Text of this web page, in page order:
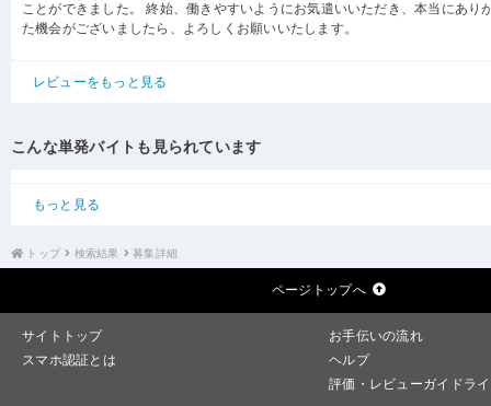
ことができました。 終始、働きやすいようにお気遣いいただき、本当にあり
た機会がございましたら、よろしくお願いいたします。
レビューをもっと見る
こんな単発バイトも見られています
もっと見る
トップ 検索結果 募集詳細
ページトップへ
サイトトップ
お手伝いの流れ
スマホ認証とは
ヘルプ
評価・レビューガイドラ